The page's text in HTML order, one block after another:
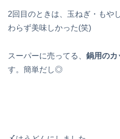
2回目のときは、玉ねぎ・もや
わらず美味しかった(笑)
スーパーに売ってる、 鍋用のカ
す。簡単だし◎